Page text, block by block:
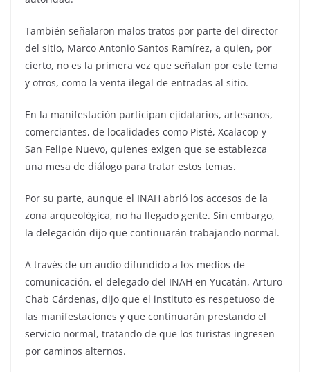
También señalaron malos tratos por parte del director
del sitio, Marco Antonio Santos Ramírez, a quien, por
cierto, no es la primera vez que señalan por este tema
y otros, como la venta ilegal de entradas al sitio.
En la manifestación participan ejidatarios, artesanos,
comerciantes, de localidades como Pisté, Xcalacop y
San Felipe Nuevo, quienes exigen que se establezca
una mesa de diálogo para tratar estos temas.
Por su parte, aunque el INAH abrió los accesos de la
zona arqueológica, no ha llegado gente. Sin embargo,
la delegación dijo que continuarán trabajando normal.
A través de un audio difundido a los medios de
comunicación, el delegado del INAH en Yucatán, Arturo
Chab Cárdenas, dijo que el instituto es respetuoso de
las manifestaciones y que continuarán prestando el
servicio normal, tratando de que los turistas ingresen
por caminos alternos.